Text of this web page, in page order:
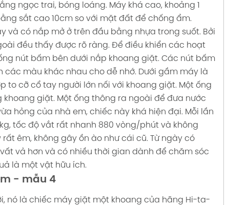
ngọc trai, bóng loáng. Máy khá cao, khoảng 1
sắt cao 10cm so với mặt đất để chống ẩm.
và có nắp mở ở trên đầu bằng nhựa trong suốt. Bởi
đều thấy được rõ ràng. Để điều khiển các hoạt
nút bấm bên dưới nắp khoang giặt. Các nút bấm
màu khác nhau cho dễ nhớ. Dưới gầm máy là
to cỡ cổ tay người lớn nối với khoang giặt. Một ống
giặt. Một ống thông ra ngoài để đưa nước
hỏng của nhà em, chiếc này khá hiện đại. Mỗi lần
tốc độ vắt rất nhanh 880 vòng/phút và không
êm, không gây ồn ào như cái cũ. Từ ngày có
vả hơn và có nhiều thời gian dành để chăm sóc
là một vật hữu ích.
- mẫu 4
nó là chiếc máy giặt một khoang của hãng Hi-ta-